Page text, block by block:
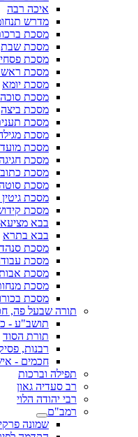
איכה רבה
מדרש
מסכת
מסכת שבת
מסכת
מסכת
מסכת יומא
מסכת סוכה
מסכת ביצה
מסכת
מסכת
מסכת
מסכת
מסכת
מסכת
מסכת
מסכת
בבא מציעא
בבא בתרא
מסכת
מסכת
מסכת
מסכת
מסכת
תורה שבעל פה,
תושב"ע -
תורת הסוד
רבנות,
חכמים -
תפילה וברכות
רב סעדיה גאון
רבי יהודה הלוי
רמב"ם
שמונה